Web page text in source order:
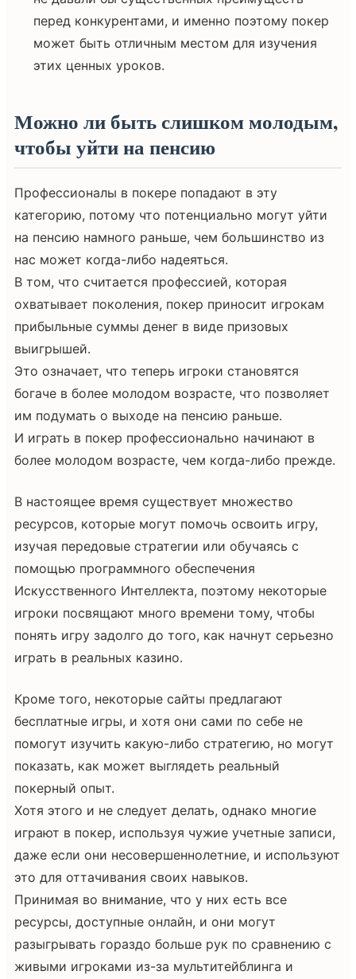
перед конкурентами, и именно поэтому покер
может быть отличным местом для изучения
этих ценных уроков.
Можно ли быть слишком молодым,
чтобы уйти на пенсию
Профессионалы в покере попадают в эту
категорию, потому что потенциально могут уйти
на пенсию намного раньше, чем большинство из
нас может когда-либо надеяться.
В том, что считается профессией, которая
охватывает поколения, покер приносит игрокам
прибыльные суммы денег в виде призовых
выигрышей.
Это означает, что теперь игроки становятся
богаче в более молодом возрасте, что позволяет
им подумать о выходе на пенсию раньше.
И играть в покер профессионально начинают в
более молодом возрасте, чем когда-либо прежде.
В настоящее время существует множество
ресурсов, которые могут помочь освоить игру,
изучая передовые стратегии или обучаясь с
помощью программного обеспечения
Искусственного Интеллекта, поэтому некоторые
игроки посвящают много времени тому, чтобы
понять игру задолго до того, как начнут серьезно
играть в реальных казино.
Кроме того, некоторые сайты предлагают
бесплатные игры, и хотя они сами по себе не
помогут изучить какую-либо стратегию, но могут
показать, как может выглядеть реальный
покерный опыт.
Хотя этого и не следует делать, однако многие
играют в покер, используя чужие учетные записи,
даже если они несовершеннолетние, и используют
это для оттачивания своих навыков.
Принимая во внимание, что у них есть все
ресурсы, доступные онлайн, и они могут
разыгрывать гораздо больше рук по сравнению с
живыми игроками из-за мультитейблинга и